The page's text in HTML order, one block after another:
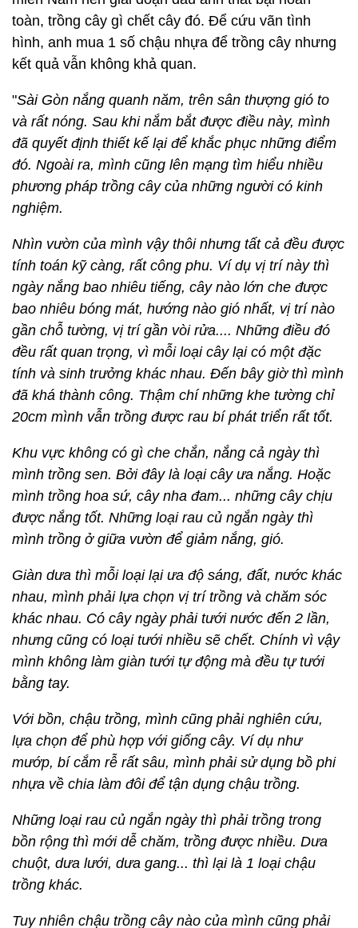
toàn, trồng cây gì chết cây đó. Để cứu vãn tình
hình, anh mua 1 số chậu nhựa để trồng cây nhưng
kết quả vẫn không khả quan.
"Sài Gòn nắng quanh năm, trên sân thượng gió to
và rất nóng. Sau khi nắm bắt được điều này, mình
đã quyết định thiết kế lại để khắc phục những điểm
đó. Ngoài ra, mình cũng lên mạng tìm hiểu nhiều
phương pháp trồng cây của những người có kinh
nghiệm.
Nhìn vườn của mình vậy thôi nhưng tất cả đều được
tính toán kỹ càng, rất công phu. Ví dụ vị trí này thì
ngày nắng bao nhiêu tiếng, cây nào lớn che được
bao nhiêu bóng mát, hướng nào gió nhất, vị trí nào
gần chỗ tường, vị trí gần vòi rửa.... Những điều đó
đều rất quan trọng, vì mỗi loại cây lại có một đặc
tính và sinh trưởng khác nhau. Đến bây giờ thì mình
đã khá thành công. Thậm chí những khe tường chỉ
20cm mình vẫn trồng được rau bí phát triển rất tốt.
Khu vực không có gì che chắn, nắng cả ngày thì
mình trồng sen. Bởi đây là loại cây ưa nắng. Hoặc
mình trồng hoa sứ, cây nha đam... những cây chịu
được nắng tốt. Những loại rau củ ngắn ngày thì
mình trồng ở giữa vườn để giảm nắng, gió.
Giàn dưa thì mỗi loại lại ưa độ sáng, đất, nước khác
nhau, mình phải lựa chọn vị trí trồng và chăm sóc
khác nhau. Có cây ngày phải tưới nước đến 2 lần,
nhưng cũng có loại tưới nhiều sẽ chết. Chính vì vậy
mình không làm giàn tưới tự động mà đều tự tưới
bằng tay.
Với bồn, chậu trồng, mình cũng phải nghiên cứu,
lựa chọn để phù hợp với giống cây. Ví dụ như
mướp, bí cắm rễ rất sâu, mình phải sử dụng bồ phi
nhựa về chia làm đôi để tận dụng chậu trồng.
Những loại rau củ ngắn ngày thì phải trồng trong
bồn rộng thì mới dễ chăm, trồng được nhiều. Dưa
chuột, dưa lưới, dưa gang... thì lại là 1 loại chậu
trồng khác.
Tuy nhiên chậu trồng cây nào của mình cũng phải